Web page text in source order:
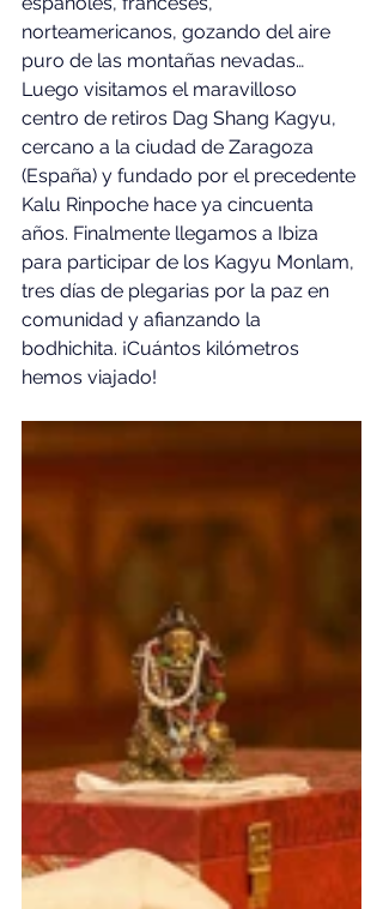
norteamericanos, gozando del aire
puro de las montañas nevadas…
Luego visitamos el maravilloso
centro de retiros Dag Shang Kagyu,
cercano a la ciudad de Zaragoza
(España) y fundado por el precedente
Kalu Rinpoche hace ya cincuenta
años. Finalmente llegamos a Ibiza
para participar de los Kagyu Monlam,
tres días de plegarias por la paz en
comunidad y afianzando la
bodhichita. ¡Cuántos kilómetros
hemos viajado!